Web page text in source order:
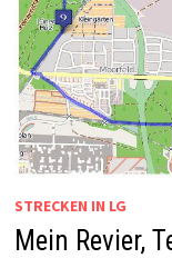
STRECKEN IN LG
Mein Revier,